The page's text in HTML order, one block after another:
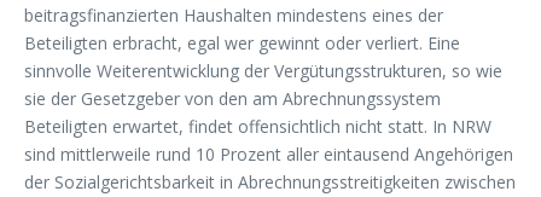
beitragsfinanzierten Haushalten mindestens eines der
Beteiligten erbracht, egal wer gewinnt oder verliert. Eine
sinnvolle Weiterentwicklung der Vergütungsstrukturen, so wie
sie der Gesetzgeber von den am Abrechnungssystem
Beteiligten erwartet, findet offensichtlich nicht statt. In NRW
sind mittlerweile rund 10 Prozent aller eintausend Angehörigen
der Sozialgerichtsbarkeit in Abrechnungsstreitigkeiten zwischen